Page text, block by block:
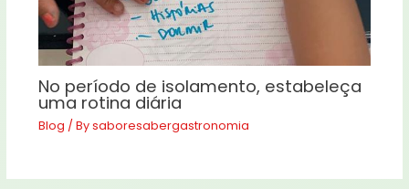
No período de isolamento, estabeleça
uma rotina diária
Blog / Bysaboresabergastronomia